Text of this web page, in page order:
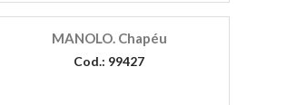
MANOLO. Chapéu
Cod.: 99427